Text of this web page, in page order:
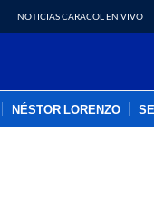
NOTICIAS CARACOL EN VIVO
NÉSTOR LORENZO